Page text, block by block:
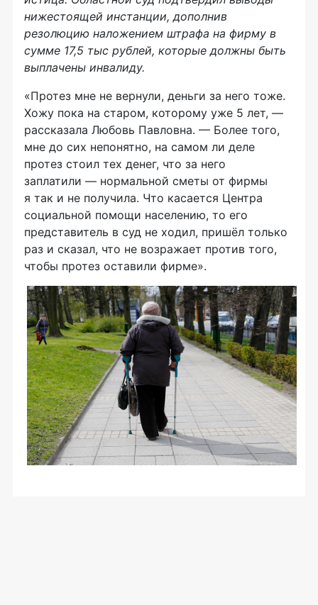
нижестоящей инстанции, дополнив
резолюцию наложением штрафа на фирму в
сумме 17,5 тыс рублей, которые должны быть
выплачены инвалиду.
«Протез мне не вернули, деньги за него тоже.
Хожу пока на старом, которому уже 5 лет, —
рассказала Любовь Павловна. — Более того,
мне до сих непонятно, на самом ли деле
протез стоил тех денег, что за него
заплатили — нормальной сметы от фирмы
я так и не получила. Что касается Центра
социальной помощи населению, то его
представитель в суд не ходил, пришёл только
раз и сказал, что не возражает против того,
чтобы протез оставили фирме».